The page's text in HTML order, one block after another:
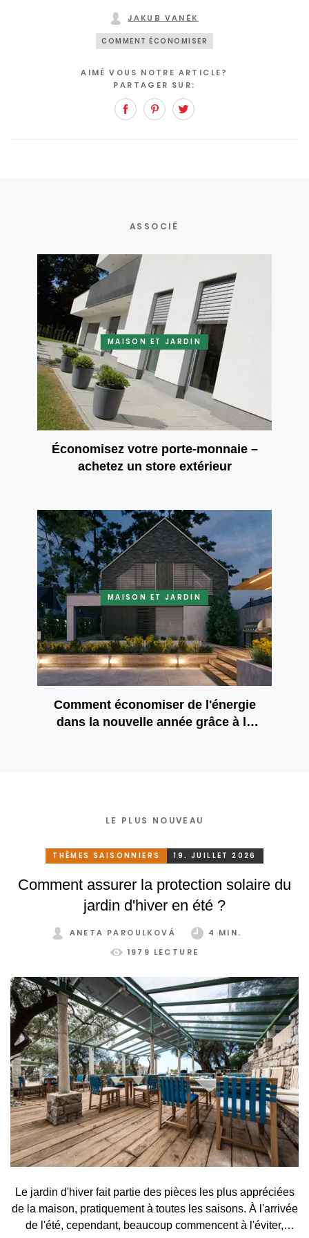
JAKUB VANĚK
COMMENT ÉCONOMISER
AIMÉ VOUS NOTRE ARTICLE?
PARTAGER SUR:
FacebookPinterest
ASSOCIÉ
MAISON ET JARDIN
Économisez votre porte-monnaie –
achetez un store extérieur
MAISON ET JARDIN
Comment économiser de l'énergie
dans la nouvelle année grâce à la
LE PLUS NOUVEAU
THÈMES SAISONNIERS 19. JUILLET 2026
Comment assurer la protection solaire du
jardin d'hiver en été ?
ANETA PAROULKOVÁ
4 MIN.
1979 LECTURE
Le jardin d'hiver fait partie des pièces les plus appréciées
de la maison, pratiquement à toutes les saisons. À l'arrivée
de l'été, cependant, beaucoup commencent à l'éviter,